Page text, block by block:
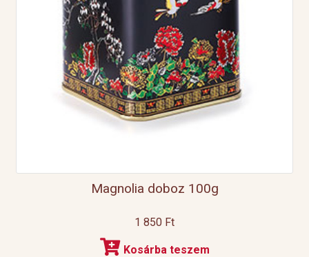
Magnolia doboz 100g
1 850 Ft
Kosárba teszem